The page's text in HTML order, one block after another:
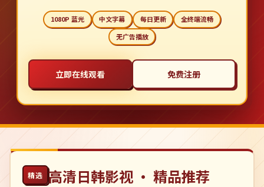
1080P 蓝光 中文字幕 每日更新
全终端流畅
无广告播放
立即在线观看 免费注册
精选 高清日韩影视 · 精品推荐